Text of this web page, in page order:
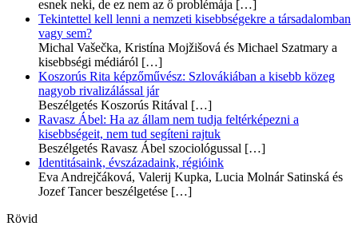
esnek neki, de ez nem az ő problémája […]
Tekintettel kell lenni a nemzeti kisebbségekre a társadalomban
vagy sem?
Michal Vašečka, Kristína Mojžišová és Michael Szatmary a
kisebbségi médiáról […]
Koszorús Rita képzőművész: Szlovákiában a kisebb közeg
nagyob rivalizálással jár
Beszélgetés Koszorús Ritával […]
Ravasz Ábel: Ha az állam nem tudja feltérképezni a
kisebbségeit, nem tud segíteni rajtuk
Beszélgetés Ravasz Ábel szociológussal […]
Identitásaink, évszázadaink, régióink
Eva Andrejčáková, Valerij Kupka, Lucia Molnár Satinská és
Jozef Tancer beszélgetése […]
Rövid